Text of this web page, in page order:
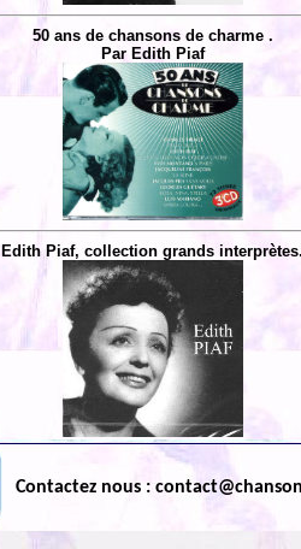
50 ans de chansons de charme .
Par Edith Piaf
Edith Piaf, collection grands
Contactez nous :